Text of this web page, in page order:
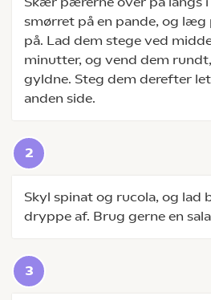
smørret på en pande, og
på. Lad dem stege ved
minutter, og vend dem
gyldne. Steg dem derefter
anden side.
Skyl spinat og rucola, og lad
dryppe af. Brug gerne en